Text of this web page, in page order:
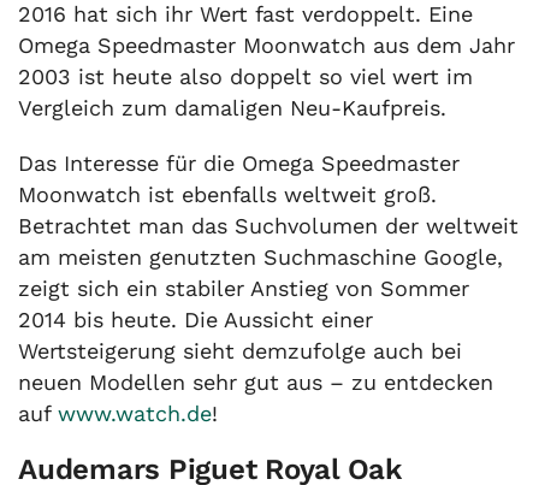
2016 hat sich ihr Wert fast verdoppelt. Eine
Omega Speedmaster Moonwatch aus dem Jahr
2003 ist heute also doppelt so viel wert im
Vergleich zum damaligen Neu-Kaufpreis.
Das Interesse für die Omega Speedmaster
Moonwatch ist ebenfalls weltweit groß.
Betrachtet man das Suchvolumen der weltweit
am meisten genutzten Suchmaschine Google,
zeigt sich ein stabiler Anstieg von Sommer
2014 bis heute. Die Aussicht einer
Wertsteigerung sieht demzufolge auch bei
neuen Modellen sehr gut aus – zu entdecken
auf www.watch.de!
Audemars Piguet Royal Oak